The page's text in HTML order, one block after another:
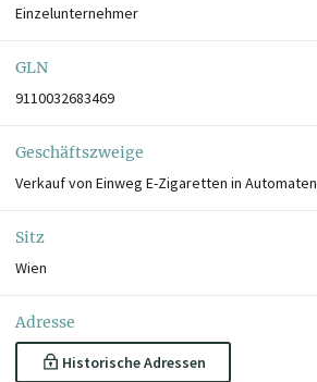
Einzelunternehmer
GLN
9110032683469
Geschäftszweige
Verkauf von Einweg E-Zigaretten in Automaten
Sitz
Wien
Adresse
Historische Adressen